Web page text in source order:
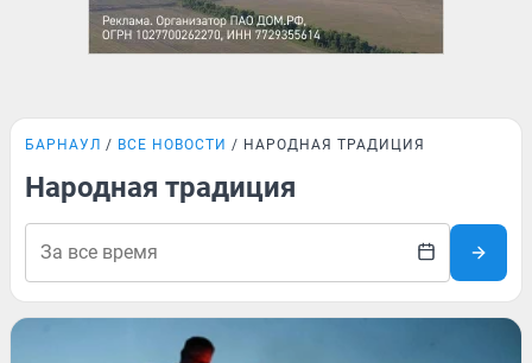
БАРНАУЛ ВСЕ НОВОСТИ НАРОДНАЯ ТРАДИЦИЯ
Народная традиция